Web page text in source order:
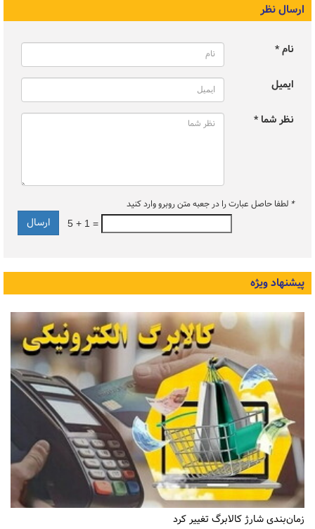
ارسال نظر
نام *
ایمیل
نظر شما *
* لطفا حاصل عبارت را در جعبه متن روبرو وارد کنید
5 + 1 =
پیشنهاد ویژه
زمان‌بندی شارژ کالابرگ تغییر کرد